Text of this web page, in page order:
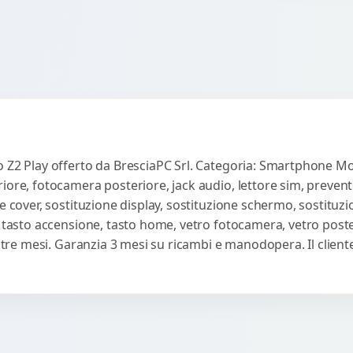
Play offerto da BresciaPC Srl. Categoria: Smartphone
fotocamera posteriore, jack audio, lettore sim,
sostituzione display, sostituzione schermo,
accensione, tasto home, vetro fotocamera, vetro
mesi. Garanzia 3 mesi su ricambi e manodopera. Il